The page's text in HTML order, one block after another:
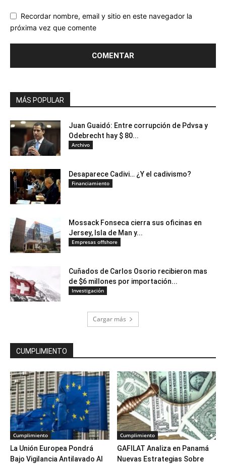
Recordar nombre, email y sitio en este navegador la
próxima vez que comente
MÁS POPULAR
Juan Guaidó: Entre corrupción de Pdvsa y
Odebrecht hay $ 80...
Archivo
Desaparece Cadivi… ¿Y el cadivismo?
Financiamiento
Mossack Fonseca cierra sus oficinas en
Jersey, Isla de Man y...
Empresas offshore
Cuñados de Carlos Osorio recibieron mas
de $6 millones por importación...
Investigación
Cargar más
CUMPLIMIENTO
Cumplimiento
La Unión Europea Pondrá
Bajo Vigilancia Antilavado Al
Cumplimiento
GAFILAT Analiza en Panamá
Nuevas Estrategias Sobre